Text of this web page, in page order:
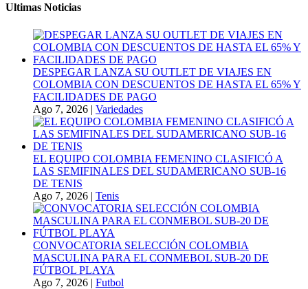
Ultimas Noticias
DESPEGAR LANZA SU OUTLET DE VIAJES EN
COLOMBIA CON DESCUENTOS DE HASTA EL 65% Y
FACILIDADES DE PAGO
Ago 7, 2026 | Variedades
EL EQUIPO COLOMBIA FEMENINO CLASIFICÓ A
LAS SEMIFINALES DEL SUDAMERICANO SUB-16
DE TENIS
Ago 7, 2026 | Tenis
CONVOCATORIA SELECCIÓN COLOMBIA
MASCULINA PARA EL CONMEBOL SUB-20 DE
FÚTBOL PLAYA
Ago 7, 2026 | Futbol